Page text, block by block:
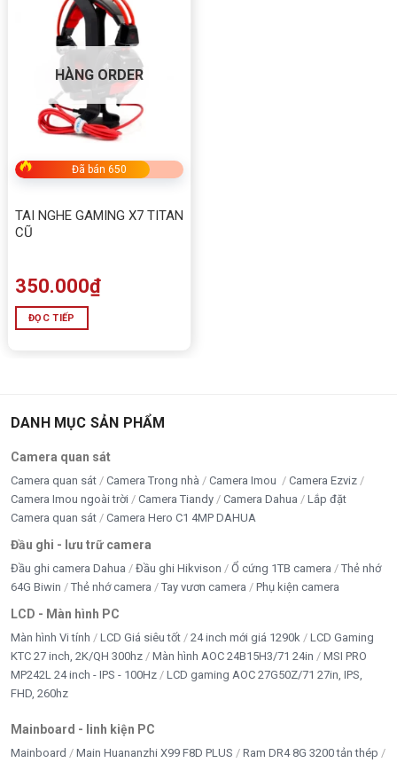
HÀNG ORDER
Đã bán 650
TAI NGHE GAMING X7 TITAN
CŨ
350.000₫
ĐỌC TIẾP
DANH MỤC SẢN PHẨM
Camera quan sát
Camera quan sát Camera Trong nhà Camera Imou
Camera Ezviz
Camera Imou ngoài trời
Camera Tiandy Camera Dahua
Lắp đặt
Camera quan sát
Camera Hero C1 4MP DAHUA
Đầu ghi - lưu trữ camera
Đầu ghi camera Dahua Đầu ghi Hikvison Ổ cứng 1TB camera
Thẻ nhớ
64G Biwin
Thẻ nhớ camera Tay vươn camera Phụ kiện camera
LCD - Màn hình PC
Màn hình Vi tính LCD Giá siêu tốt 24 inch mới giá 1290k
LCD Gaming
KTC 27 inch, 2K/QH 300hz
Màn hình AOC 24B15H3/71 24in
MSI PRO
MP242L 24 inch - IPS - 100Hz
LCD gaming AOC 27G50Z/71 27in, IPS,
FHD, 260hz
Mainboard - linh kiện PC
Mainboard Main Huananzhi X99 F8D PLUS
Ram DR4 8G 3200 tản thép